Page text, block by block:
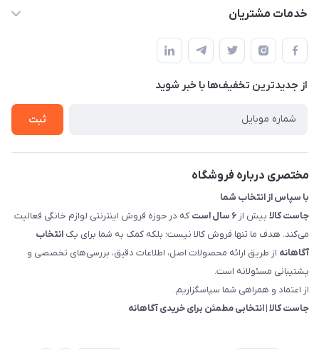
سمت چپ (فروشگاه صوتی عباسی) - "تحویل حضوری فقط با
هماهنگی"
لیست محصولات
حساب کاربری
تماس با ما
خدمات مشتریان
راهنما
پرسش های شما
شرایط و ضوابط گارانتی
روش های بازگرداندن کالا
از جدید‌ترین تخفیف‌ها با‌ خبر شوید
ثبت
مختصری درباره فروشگاه
با سپاس از انتخاب شما
جاست کالا بیش از ۶ سال است
که در حوزه فروش اینترنتی لوازم خانگی فعالیت
می‌کند. هدف ما تنها فروش کالا نیست؛ بلکه کمک به شما برای یک انتخاب
آگاهانه از طریق ارائه محصولات اصل، اطلاعات دقیق، بررسی‌های تخصصی و
پشتیبانی مسئولانه است.
از اعتماد و همراهی شما سپاسگزاریم.
جاست کالا | انتخابی مطمئن برای خریدی آگاهانه